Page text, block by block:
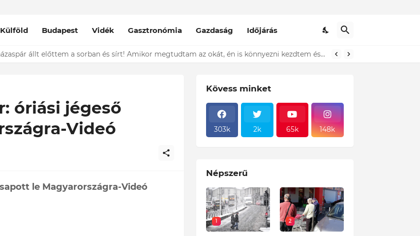
Külföld Budapest Vidék Gasztronómia Gazdaság Időjárás
csókolózik - EZT nem hiszed el, kinek a karjában kötött ki...ÍME
óriási jégeső
Videó
le Magyarországra-Videó
Kövess minket
303k 2k 65k 148k
Népszerű
1 2